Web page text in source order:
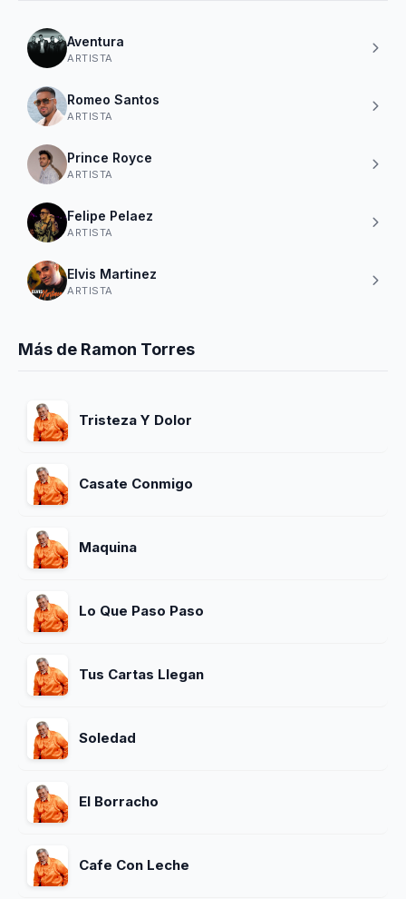
Aventura
ARTISTA
Romeo Santos
ARTISTA
Prince Royce
ARTISTA
Felipe Pelaez
ARTISTA
Elvis Martinez
ARTISTA
Más de Ramon Torres
Tristeza Y Dolor
Casate Conmigo
Maquina
Lo Que Paso Paso
Tus Cartas Llegan
Soledad
El Borracho
Cafe Con Leche